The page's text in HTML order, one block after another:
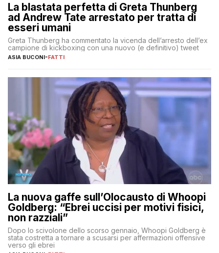
La blastata perfetta di Greta Thunberg
ad Andrew Tate arrestato per tratta di
esseri umani
Greta Thunberg ha commentato la vicenda dell’arresto dell’ex
campione di kickboxing con una nuovo (e definitivo) tweet
ASIA BUCONI-FATTI
La nuova gaffe sull’Olocausto di Whoopi
Goldberg: “Ebrei uccisi per motivi fisici,
non razziali”
Dopo lo scivolone dello scorso gennaio, Whoopi Goldberg è
stata costretta a tornare a scusarsi per affermazioni offensive
verso gli ebrei